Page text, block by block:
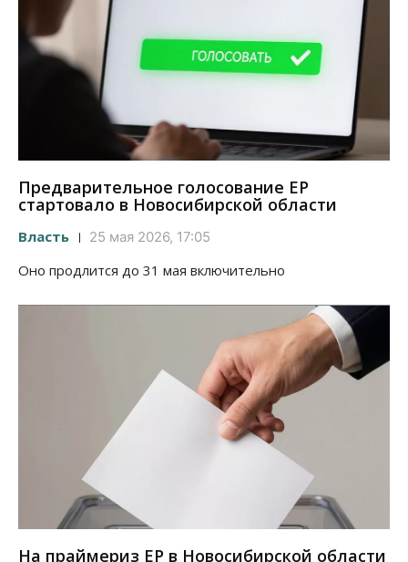
Предварительное голосование ЕР
стартовало в Новосибирской области
Власть 25 мая 2026, 17:05
Оно продлится до 31 мая включительно
На праймериз ЕР в Новосибирской области